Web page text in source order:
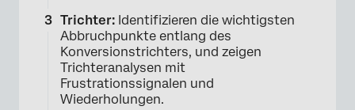
Trichter: Identifizieren die wichtigsten
Abbruchpunkte entlang des
Konversionstrichters, und zeigen
Trichteranalysen mit
Frustrationssignalen und
Wiederholungen.